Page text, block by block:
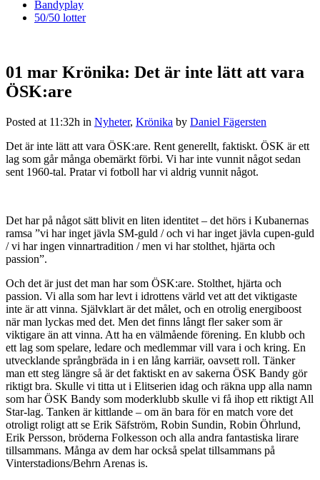
Bandyplay
50/50 lotter
01 mar Krönika: Det är inte lätt att vara
ÖSK:are
Posted at 11:32h in Nyheter, Krönika by Daniel Fägersten
Det är inte lätt att vara ÖSK:are. Rent generellt, faktiskt. ÖSK är ett
lag som går många obemärkt förbi. Vi har inte vunnit något sedan
sent 1960-tal. Pratar vi fotboll har vi aldrig vunnit något.
Det har på något sätt blivit en liten identitet – det hörs i Kubanernas
ramsa ”vi har inget jävla SM-guld / och vi har inget jävla cupen-guld
/ vi har ingen vinnartradition / men vi har stolthet, hjärta och
passion”.
Och det är just det man har som ÖSK:are. Stolthet, hjärta och
passion. Vi alla som har levt i idrottens värld vet att det viktigaste
inte är att vinna. Självklart är det målet, och en otrolig energiboost
när man lyckas med det. Men det finns långt fler saker som är
viktigare än att vinna. Att ha en välmående förening. En klubb och
ett lag som spelare, ledare och medlemmar vill vara i och kring. En
utvecklande språngbräda in i en lång karriär, oavsett roll. Tänker
man ett steg längre så är det faktiskt en av sakerna ÖSK Bandy gör
riktigt bra. Skulle vi titta ut i Elitserien idag och räkna upp alla namn
som har ÖSK Bandy som moderklubb skulle vi få ihop ett riktigt All
Star-lag. Tanken är kittlande – om än bara för en match vore det
otroligt roligt att se Erik Säfström, Robin Sundin, Robin Öhrlund,
Erik Persson, bröderna Folkesson och alla andra fantastiska lirare
tillsammans. Många av dem har också spelat tillsammans på
Vinterstadions/Behrn Arenas is.